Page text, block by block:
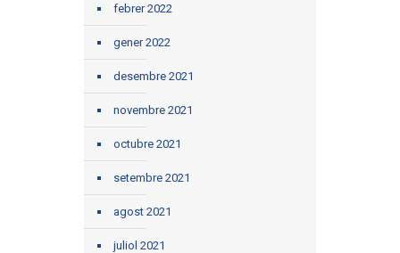
febrer 2022
gener 2022
desembre 2021
novembre 2021
octubre 2021
setembre 2021
agost 2021
juliol 2021